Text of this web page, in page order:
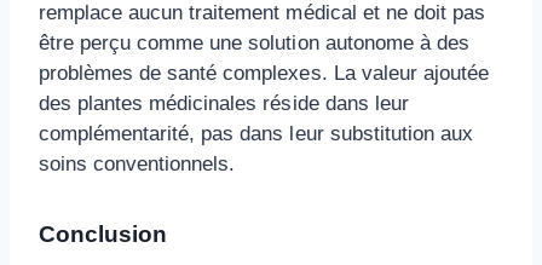
remplace aucun traitement médical et ne doit pas
être perçu comme une solution autonome à des
problèmes de santé complexes. La valeur ajoutée
des plantes médicinales réside dans leur
complémentarité, pas dans leur substitution aux
soins conventionnels.
Conclusion